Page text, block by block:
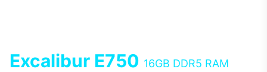
Excalibur E750 16GB DDR5 RAM